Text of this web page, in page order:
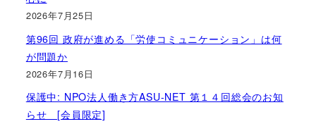
2026年7月25日
第96回 政府が進める「労使コミュニケーション」は何
が問題か
2026年7月16日
保護中: NPO法人働き方ASU-NET 第１４回総会のお知
らせ [会員限定]